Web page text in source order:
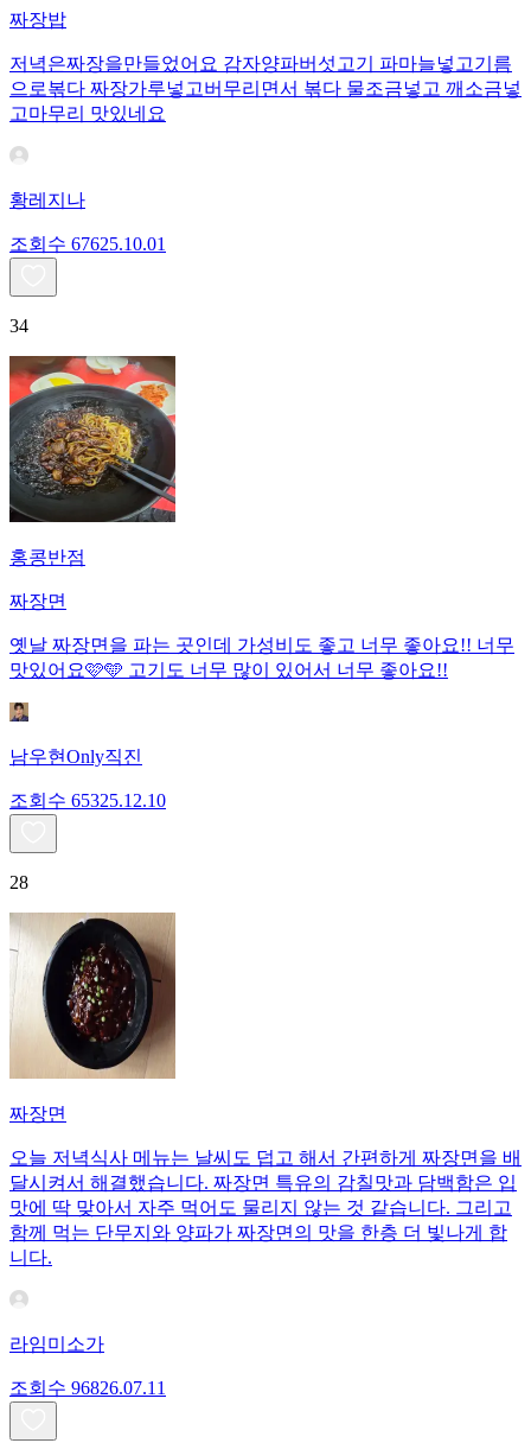
짜장밥
저녁은짜장을만들었어요 감자양파버섯고기 파마늘넣고기름
으로볶다 짜장가루넣고버무리면서 볶다 물조금넣고 깨소금넣
고마무리 맛있네요
황레지나
조회수 67625.10.01
34
홍콩반점
짜장면
옛날 짜장면을 파는 곳인데 가성비도 좋고 너무 좋아요!! 너무
맛있어요🩷🩵 고기도 너무 많이 있어서 너무 좋아요!!
남우현Only직진
조회수 65325.12.10
28
짜장면
오늘 저녁식사 메뉴는 날씨도 덥고 해서 간편하게 짜장면을 배
달시켜서 해결했습니다. 짜장면 특유의 감칠맛과 담백함은 입
맛에 딱 맞아서 자주 먹어도 물리지 않는 것 같습니다. 그리고
함께 먹는 단무지와 양파가 짜장면의 맛을 한층 더 빛나게 합
니다.
라임미소가
조회수 96826.07.11